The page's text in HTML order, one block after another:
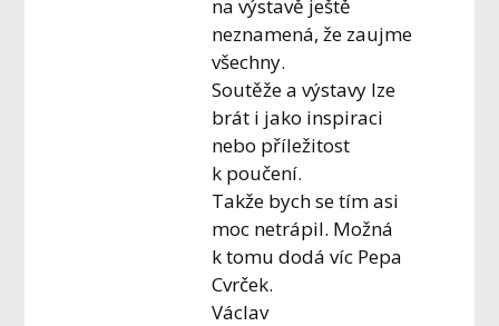
na výstavě ještě
neznamená, že zaujme
všechny.
Soutěže a výstavy lze
brát i jako inspiraci
nebo příležitost
k poučení.
Takže bych se tím asi
moc netrápil. Možná
k tomu dodá víc Pepa
Cvrček.
Václav